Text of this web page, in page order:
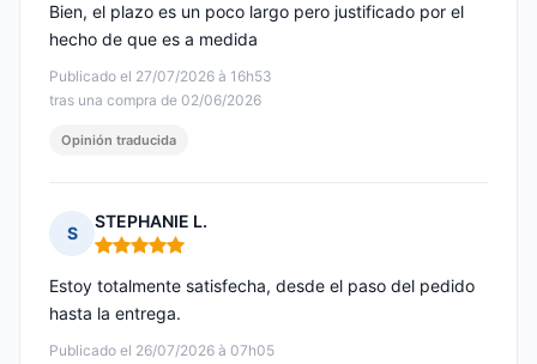
Publicado el 27/07/2026 à 16h53
tras una compra de 02/06/2026
Bien, el plazo es un poco largo pero justificado por el
hecho de que es a medida
Opinión traducida
S
STEPHANIE L.
Nota: 5 de 5
Publicado el 26/07/2026 à 07h05
Estoy totalmente satisfecha, desde el paso del pedido
hasta la entrega.